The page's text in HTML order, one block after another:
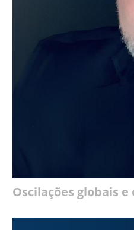
Oscilações globais